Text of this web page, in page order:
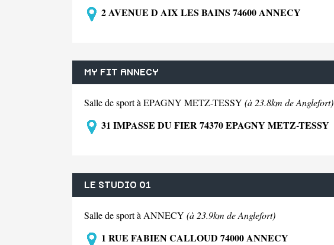
2 AVENUE D AIX LES BAINS 74600 ANNECY
MY FIT ANNECY
Salle de sport à EPAGNY METZ-TESSY (à 23.8km de Anglefort)
31 IMPASSE DU FIER 74370 EPAGNY METZ-TESSY
LE STUDIO 01
Salle de sport à ANNECY (à 23.9km de Anglefort)
1 RUE FABIEN CALLOUD 74000 ANNECY